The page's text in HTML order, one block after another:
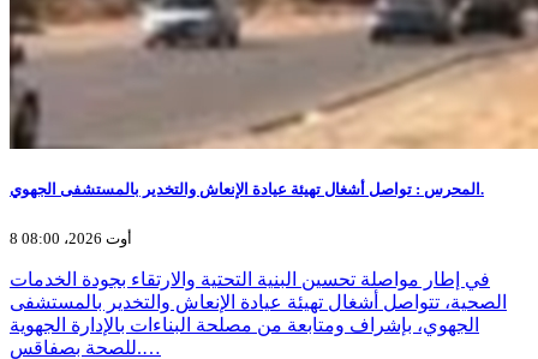
المحرس : تواصل أشغال تهيئة عيادة الإنعاش والتخدير بالمستشفى الجهوي.
8 أوت 2026، 08:00
في إطار مواصلة تحسين البنية التحتية والارتقاء بجودة الخدمات
الصحية، تتواصل أشغال تهيئة عيادة الإنعاش والتخدير بالمستشفى
الجهوي، بإشراف ومتابعة من مصلحة البناءات بالإدارة الجهوية
للصحة بصفاقس.…